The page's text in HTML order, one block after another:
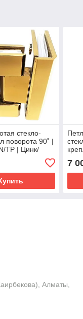
стекло-
поворота 90˚ |
TP | Цинк/
7
Алматы,